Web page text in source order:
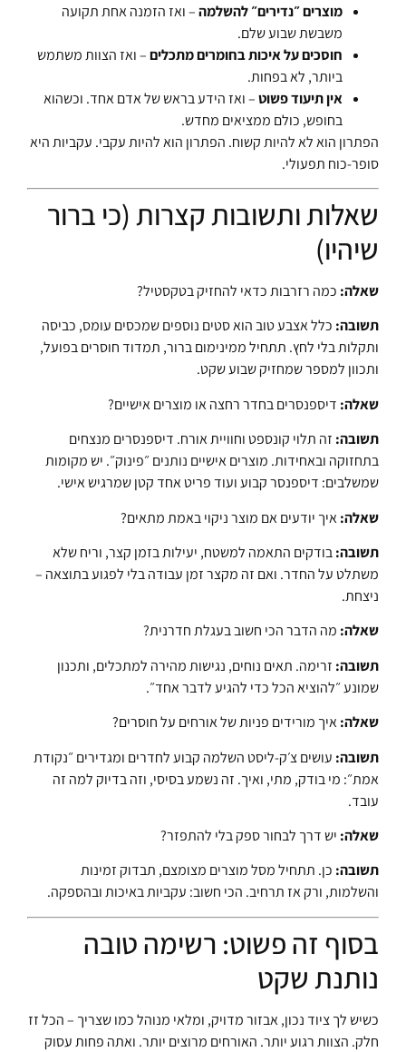
מוצרים ״נדירים״ להשלמה– ואז הזמנה אחת תקועה
משבשת שבוע שלם.
חוסכים על איכות בחומרים מתכלים– ואז הצוות משתמש
ביותר, לא בפחות.
אין תיעוד פשוט– ואז הידע בראש של אדם אחד. וכשהוא
בחופש, כולם ממציאים מחדש.
הפתרון הוא לא להיות קשוח. הפתרון הוא להיות עקבי. עקביות היא
סופר-כוח תפעולי.
שאלות ותשובות קצרות (כי ברור
שיהיו)
שאלה: כמה רזרבות כדאי להחזיק בטקסטיל?
תשובה: כלל אצבע טוב הוא סטים נוספים שמכסים עומס, כביסה
ותקלות בלי לחץ. תתחיל ממינימום ברור, תמדוד חוסרים בפועל,
ותכוון למספר שמחזיק שבוע שקט.
שאלה: דיספנסרים בחדר רחצה או מוצרים אישיים?
תשובה: זה תלוי קונספט וחוויית אורח. דיספנסרים מנצחים
בתחזוקה ובאחידות. מוצרים אישיים נותנים ״פינוק״. יש מקומות
שמשלבים: דיספנסר קבוע ועוד פריט אחד קטן שמרגיש אישי.
שאלה:איך יודעים אם מוצר ניקוי באמת מתאים?
תשובה:בודקים התאמה למשטח, יעילות בזמן קצר, וריח שלא
משתלט על החדר. ואם זה מקצר זמן עבודה בלי לפגוע בתוצאה –
ניצחת.
שאלה: מה הדבר הכי חשוב בעגלת חדרנית?
תשובה: זרימה. תאים נוחים, נגישות מהירה למתכלים, ותכנון
שמונע ״להוציא הכל כדי להגיע לדבר אחד״.
שאלה:איך מורידים פניות של אורחים על חוסרים?
תשובה: עושים צ׳ק-ליסט השלמה קבוע לחדרים ומגדירים ״נקודת
אמת״: מי בודק, מתי, ואיך. זה נשמע בסיסי, וזה בדיוק למה זה
עובד.
שאלה: יש דרך לבחור ספק בלי להתפזר?
תשובה: כן. תתחיל מסל מוצרים מצומצם, תבדוק זמינות
והשלמות, ורק אז תרחיב. הכי חשוב: עקביות באיכות ובהספקה.
בסוף זה פשוט: רשימה טובה
נותנת שקט
כשיש לך ציוד נכון, אבזור מדויק, ומלאי מנוהל כמו שצריך – הכל זז
חלק. הצוות רגוע יותר. האורחים מרוצים יותר. ואתה פחות עסוק